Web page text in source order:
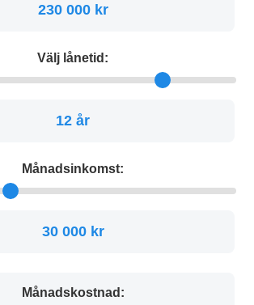
230 000 kr
Välj lånetid:
12 år
Månadsinkomst:
30 000 kr
Månadskostnad: